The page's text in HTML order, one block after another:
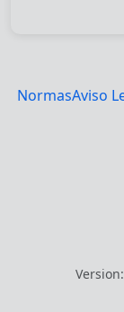
NormasAviso